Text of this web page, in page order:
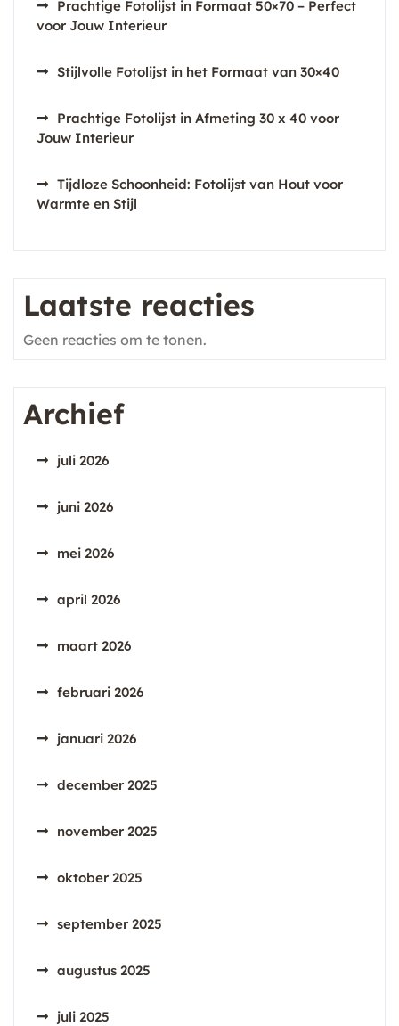
Prachtige Fotolijst in Formaat 50×70 – Perfect
voor Jouw Interieur
Stijlvolle Fotolijst in het Formaat van 30×40
Prachtige Fotolijst in Afmeting 30 x 40 voor
Jouw Interieur
Tijdloze Schoonheid: Fotolijst van Hout voor
Warmte en Stijl
Laatste reacties
Geen reacties om te tonen.
Archief
juli 2026
juni 2026
mei 2026
april 2026
maart 2026
februari 2026
januari 2026
december 2025
november 2025
oktober 2025
september 2025
augustus 2025
juli 2025